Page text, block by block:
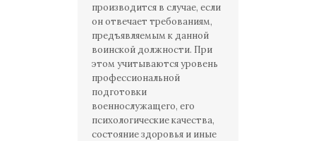
производится в случае, если
он отвечает требованиям,
предъявляемым к данной
воинской должности. При
этом учитываются уровень
профессиональной
подготовки
военнослужащего, его
психологические качества,
состояние здоровья и иные